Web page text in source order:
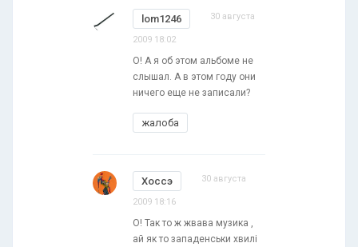
lom1246 30 августа
2009 18:02
О! А я об этом альбоме не
слышал. А в этом году они
ничего еще не записали?
жалоба
Хоссэ 30 августа
2009 18:16
О! Так то ж жвава музика ,
ай як то западенськи хвилi